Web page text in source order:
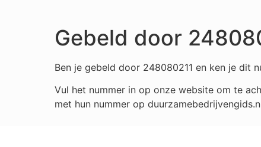
Gebeld door
Ben je gebeld door 248080211 en ken je dit
Vul het nummer in op onze website om te
met hun nummer op